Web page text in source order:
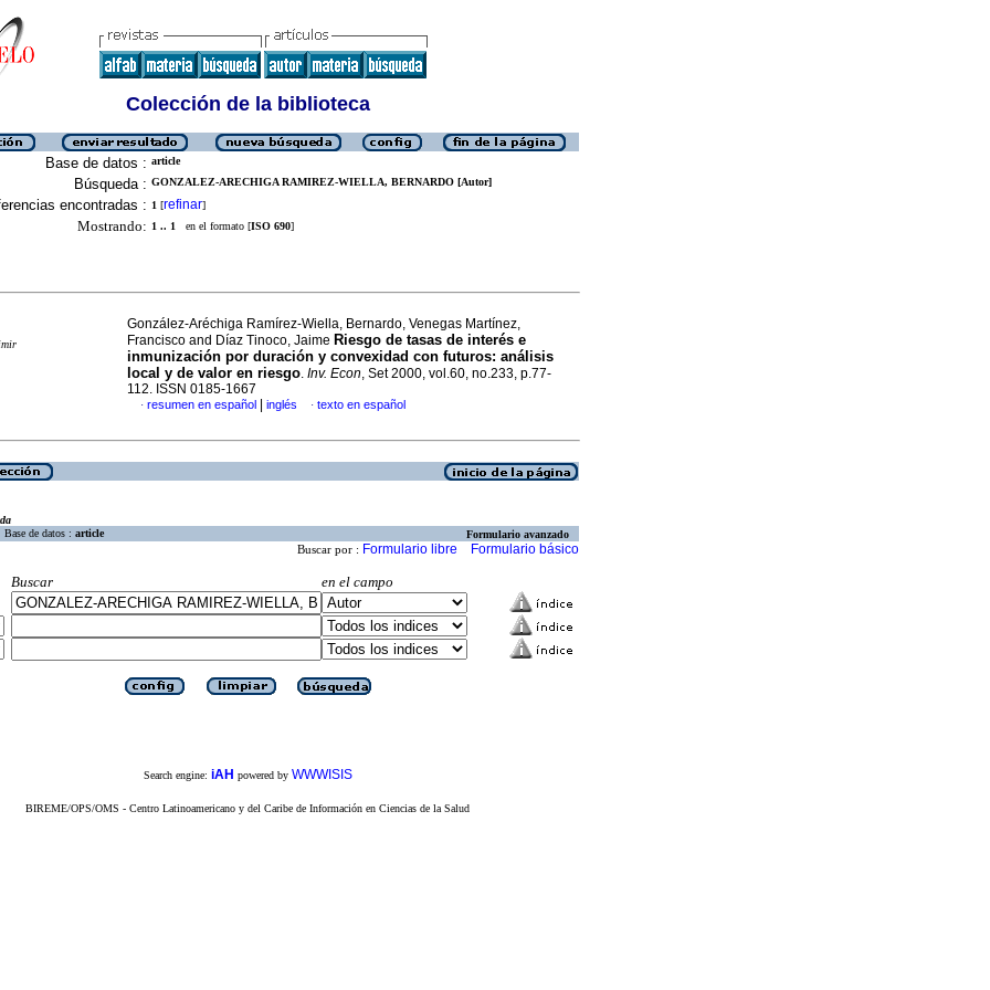
Colección de la biblioteca
Base de datos : article
Búsqueda : GONZALEZ-ARECHIGA RAMIREZ-WIELLA, BERNARDO [Autor]
encontradas : 1 [refinar]
Mostrando: 1 .. 1 en el formato [ISO 690]
González-Aréchiga Ramírez-Wiella, Bernardo, Venegas Martínez,
Francisco and Díaz Tinoco, Jaime Riesgo de tasas de interés e
inmunización por duración y convexidad con futuros: análisis
local y de valor en riesgo. Inv. Econ, Set 2000, vol.60, no.233, p.77-
112. ISSN 0185-1667
· resumen en español inglés · texto en español
Base de datos : article Formulario avanzado
Buscar por : Formulario libre Formulario básico
Buscar
en el campo
Search engine: iAH powered by WWWISIS
BIREME/OPS/OMS - Centro Latinoamericano y del Caribe de Información en Ciencias de la Salud